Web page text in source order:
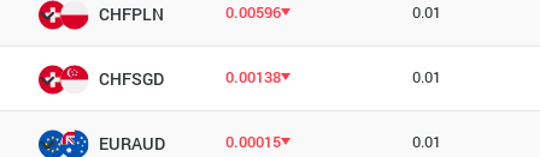
CHFPLN 0.00596 0.01
CHFSGD 0.00138 0.01
EURAUD 0.00015 0.01